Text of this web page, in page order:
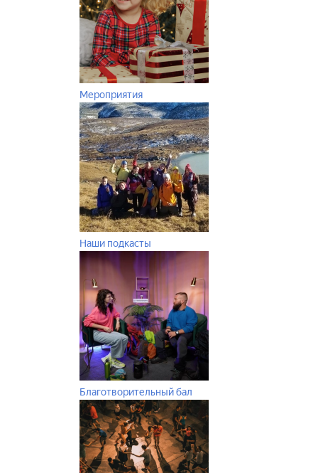
Мероприятия
Наши подкасты
Благотворительный бал